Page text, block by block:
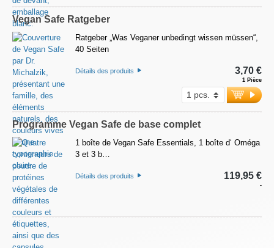
Vegan Safe Ratgeber
Ratgeber „Was Veganer unbedingt wissen müssen“,
40 Seiten
Détails des produits
1 Pièce
3,70 €
Programme Vegan Safe de base complet
1 boîte de Vegan Safe Essentials, 1 boîte d‘ Oméga
3 et 3 b…
Détails des produits
-
119,95 €